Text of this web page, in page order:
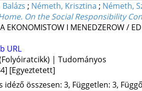
; Németh, Krisztina ; Németh,
On the Social Responsibility
EKONOMISTOW I MENEDZEROW /
URL
| Tudományos
[Egyeztetett]
idéző összesen: 3, Független: 3,